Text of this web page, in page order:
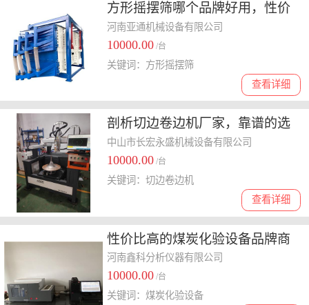
方形摇摆筛哪个品牌好用，性价
比与效率深度剖析
河南亚通机械设备有限公司
10000.00 /台
查看详细
关键词：方形摇摆筛
剖析切边卷边机厂家，靠谱的选
择到底有哪些
中山市长宏永盛机械设备有限公司
10000.00 /台
查看详细
关键词：切边卷边机
性价比高的煤炭化验设备品牌商
盘点，教你如何选择优质厂家
河南鑫科分析仪器有限公司
10000.00 /台
关键词：煤炭化验设备